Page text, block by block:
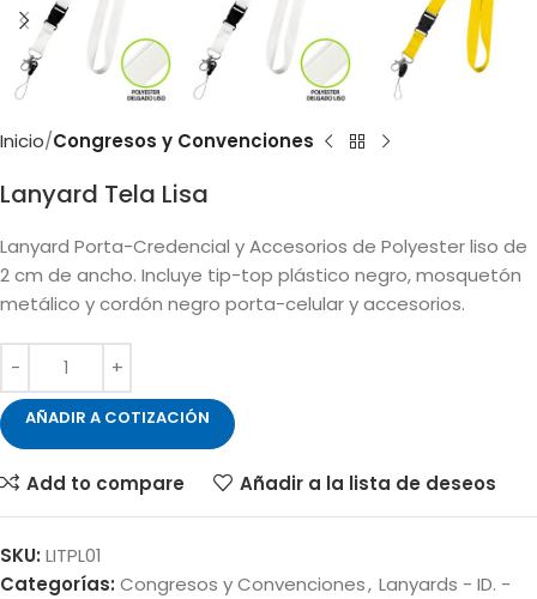
Inicio Congresos y Convenciones
Lanyard Tela Lisa
Lanyard Porta-Credencial y Accesorios de Polyester liso de
2 cm de ancho. Incluye tip-top plástico negro, mosquetón
metálico y cordón negro porta-celular y accesorios.
AÑADIR A COTIZACIÓN
Add to compare Añadir a la lista de deseos
SKU: LITPL01
Categorías: Congresos y Convenciones, Lanyards - ID. -